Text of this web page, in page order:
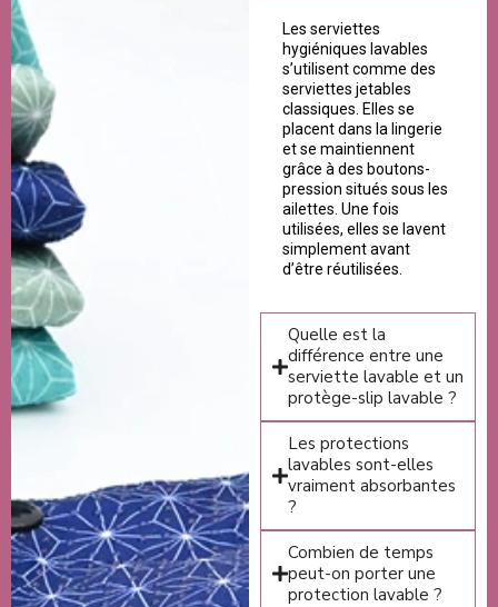
Les serviettes
hygiéniques lavables
s’utilisent comme des
serviettes jetables
classiques. Elles se
placent dans la lingerie
et se maintiennent
grâce à des boutons-
pression situés sous les
ailettes. Une fois
utilisées, elles se lavent
simplement avant
d’être réutilisées.
Quelle est la
différence entre une
serviette lavable et un
protège-slip lavable ?
Les protections
lavables sont-elles
vraiment absorbantes
?
Combien de temps
peut-on porter une
protection lavable ?